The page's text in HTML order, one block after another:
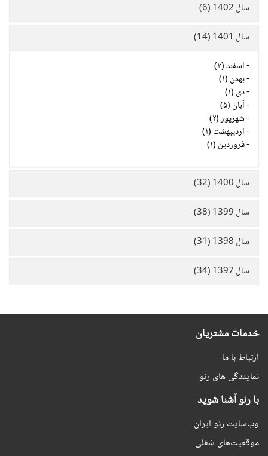
سال 1402 (6)
سال 1401 (14)
-اسفند (۳)
-بهمن (۱)
-دی (۱)
-آبان (۵)
-شهریور (۲)
-اردیبهشت (۱)
-فروردین (۱)
سال 1400 (32)
سال 1399 (38)
سال 1398 (31)
سال 1397 (34)
خدمات مشتریان
ارتباط با ما
نمایندگی های رنو
با رنو آشنا شوید
وب‌سایت رنو ایران
موقعیت‌های شغلی